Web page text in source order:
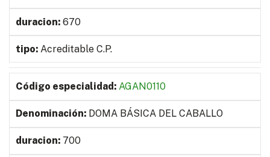
670
Acreditable C.P.
AGAN0110
DOMA BÁSICA DEL CABALLO
700